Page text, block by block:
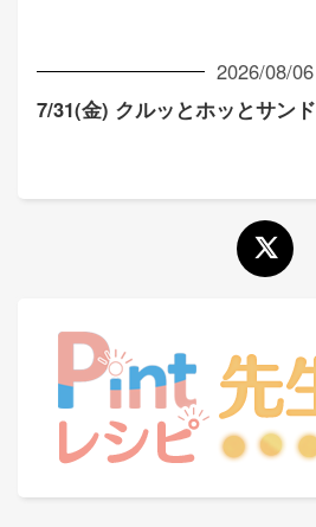
2026/08/06
7/31(金) クルッとホッとサンド